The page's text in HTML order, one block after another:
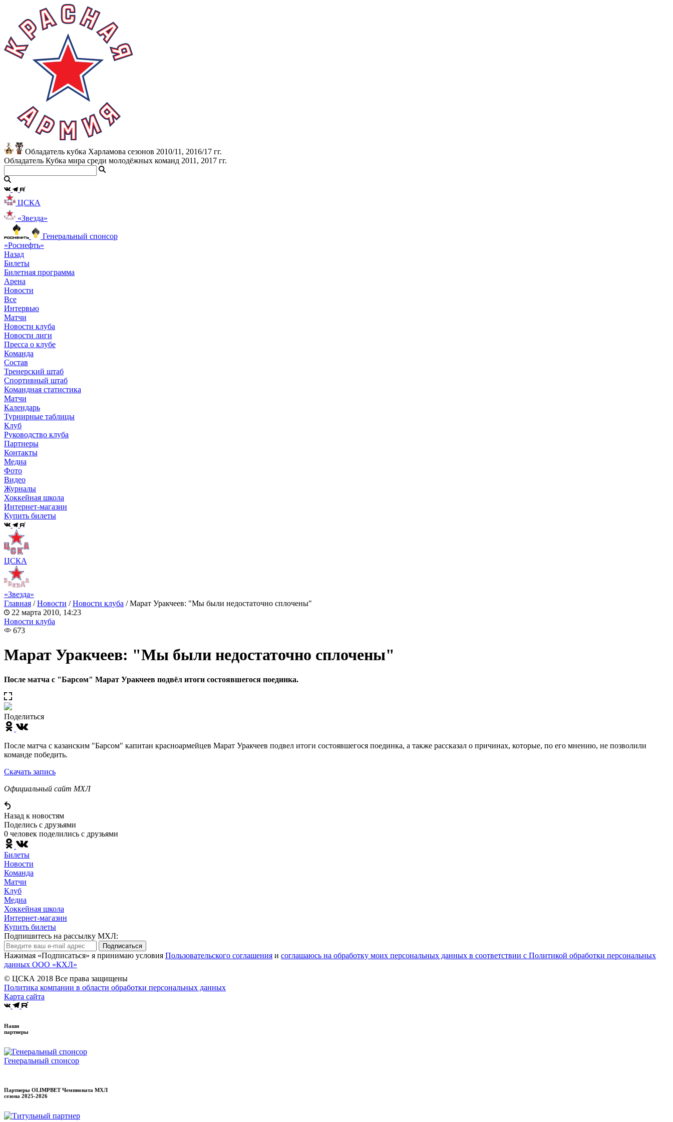
Обладатель кубка Харламова сезонов 2010/11, 2016/17 гг.
Обладатель Кубка мира среди молодёжных команд 2011, 2017 гг.
ЦСКА
«Звезда»
Генеральный спонсор
«Роснефть»
Назад
Билеты
Билетная программа
Арена
Новости
Все
Интервью
Матчи
Новости клуба
Новости лиги
Пресса о клубе
Команда
Состав
Тренерский штаб
Спортивный штаб
Командная статистика
Матчи
Календарь
Турнирные таблицы
Клуб
Руководство клуба
Партнеры
Контакты
Медиа
Фото
Видео
Журналы
Хоккейная школа
Интернет-магазин
Купить билеты
ЦСКА
«Звезда»
Главная /Новости /Новости клуба /Марат Уракчеев: "Мы были недостаточно сплочены"
22 марта 2010, 14:23
Новости клуба
673
Марат Уракчеев: "Мы были недостаточно сплочены"
После матча с "Барсом" Марат Уракчеев подвёл итоги состоявшегося поединка.
Поделиться
После матча с казанским "Барсом" капитан красноармейцев Марат Уракчеев подвел итоги состоявшегося поединка, а также рассказал о причинах, которые, по его мнению, не позволили
команде победить.
Скачать запись
Официальный сайт МХЛ
Назад к новостям
Поделись c друзьями
0 человек поделились c друзьями
Билеты
Новости
Команда
Матчи
Клуб
Медиа
Хоккейная школа
Интернет-магазин
Купить билеты
Подпишитесь на рассылку МХЛ:
Подписаться
Нажимая «Подписаться» я принимаю условия Пользовательского соглашения и соглашаюсь на обработку моих персональных данных в соответствии с Политикой обработки персональных
данных ООО «КХЛ»
© ЦСКА 2018 Все права защищены
Политика компании в области обработки персональных данных
Карта сайта
Наши
партнеры
Генеральный спонсор
Партнеры OLIMPBET Чемпионата МХЛ
сезона 2025-2026